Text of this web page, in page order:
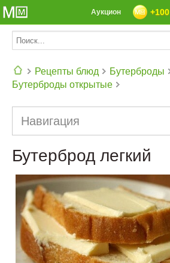
+100
Аукцион
Рецепты блюд
Бутерброды
Бутерброды открытые
Навигация
Бутерброд легкий